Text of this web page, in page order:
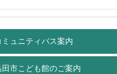
ミュニティバス案内
田市こども館のご案内